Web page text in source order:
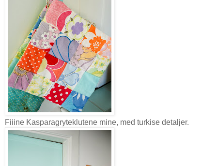
Fiiine Kasparagryteklutene mine, med turkise detaljer.